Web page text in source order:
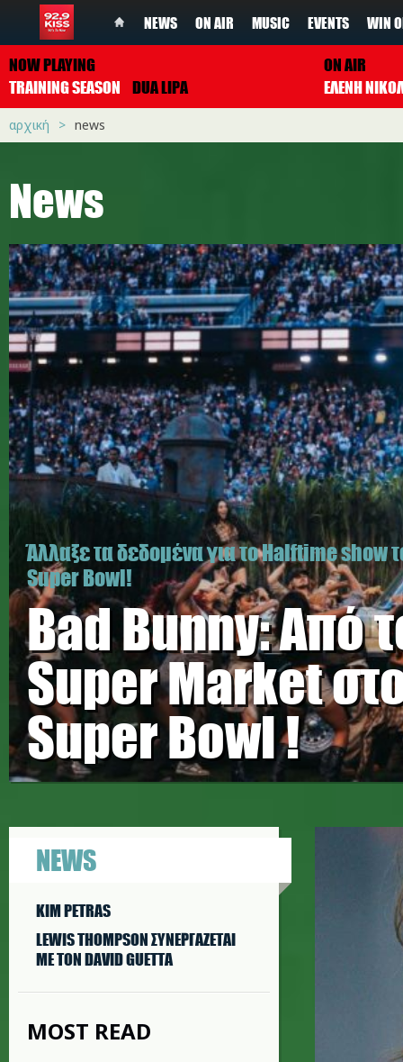
NEWS ON AIR MUSIC EVENTS WIN
NOW PLAYING
TRAINING SEASON
DUA LIPA
ON AIR
ΕΛΕΝΗ
αρχική news
News
Άλλαξε τα δεδομένα για το Halftime show
Super Bowl!
Bad Bunny: Από
Super Market
Super Bowl !
NEWS
KIM PETRAS
LEWIS THOMPSON ΣΥΝΕΡΓAΖΕΤΑΙ
ΜΕ ΤΟΝ DAVID GUETTA
MOST READ